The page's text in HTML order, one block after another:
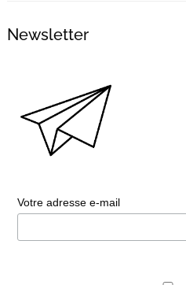
Newsletter
Votre adresse e-mail